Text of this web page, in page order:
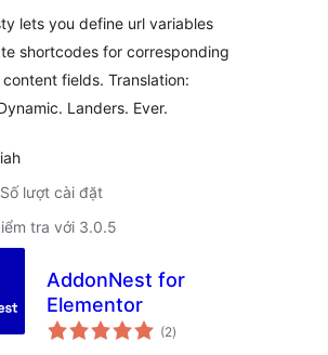
lets you define url variables
shortcodes for corresponding
fields. Translation:
Landers. Ever.
lượt cài đặt
tra với 3.0.5
AddonNest for
Elementor
(2tổng
đánh
)